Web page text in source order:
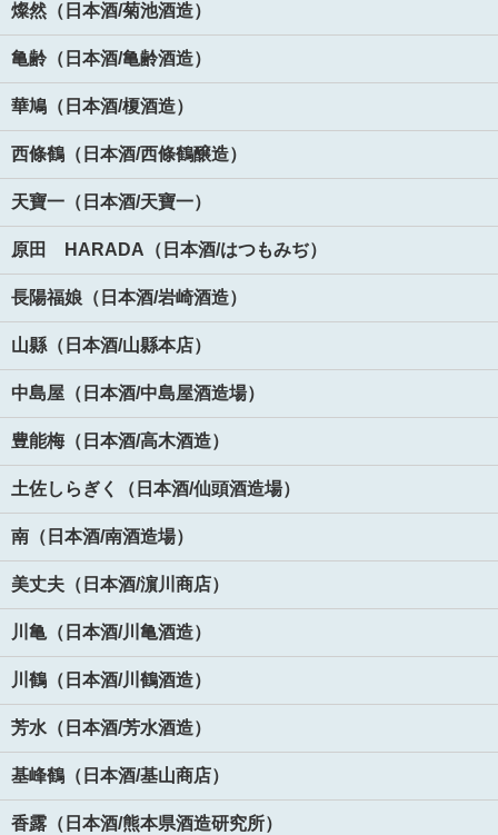
燦然（日本酒/菊池酒造）
亀齢（日本酒/亀齢酒造）
華鳩（日本酒/榎酒造）
西條鶴（日本酒/西條鶴醸造）
天寶一（日本酒/天寶一）
原田 HARADA（日本酒/はつもみぢ）
長陽福娘（日本酒/岩崎酒造）
山縣（日本酒/山縣本店）
中島屋（日本酒/中島屋酒造場）
豊能梅（日本酒/高木酒造）
土佐しらぎく（日本酒/仙頭酒造場）
南（日本酒/南酒造場）
美丈夫（日本酒/濵川商店）
川亀（日本酒/川亀酒造）
川鶴（日本酒/川鶴酒造）
芳水（日本酒/芳水酒造）
基峰鶴（日本酒/基山商店）
香露（日本酒/熊本県酒造研究所）